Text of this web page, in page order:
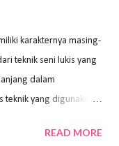
karakternya masing-
teknik seni lukis yang
dalam
teknik yang digunakan.
akan
READ MORE